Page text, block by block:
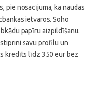
pie nosacījuma, ka naudas
ietvaros. Soho
papīru aizpildīšanu.
savu profilu un
kredīts līdz 350 eur bez